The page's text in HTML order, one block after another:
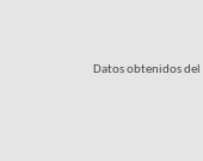
Datos obtenidos del